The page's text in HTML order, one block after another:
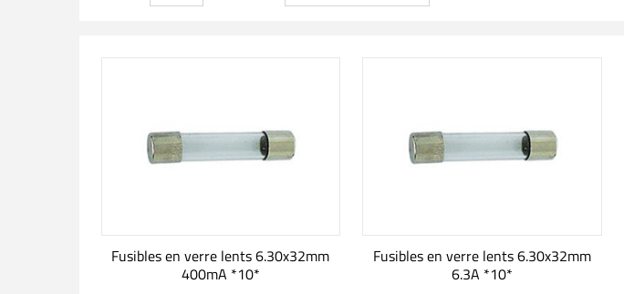
Fusibles en verre lents 6.30x32mm
400mA *10*
Fusibles en verre lents 6.30x32mm
6.3A *10*